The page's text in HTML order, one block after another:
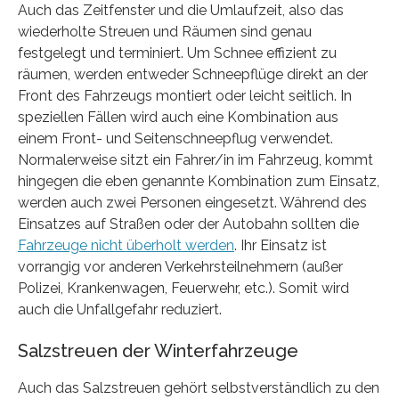
Auch das Zeitfenster und die Umlaufzeit, also das
wiederholte Streuen und Räumen sind genau
festgelegt und terminiert. Um Schnee effizient zu
räumen, werden entweder Schneepflüge direkt an der
Front des Fahrzeugs montiert oder leicht seitlich. In
speziellen Fällen wird auch eine Kombination aus
einem Front- und Seitenschneepflug verwendet.
Normalerweise sitzt ein Fahrer/in im Fahrzeug, kommt
hingegen die eben genannte Kombination zum Einsatz,
werden auch zwei Personen eingesetzt. Während des
Einsatzes auf Straßen oder der Autobahn sollten die
Fahrzeuge nicht überholt werden. Ihr Einsatz ist
vorrangig vor anderen Verkehrsteilnehmern (außer
Polizei, Krankenwagen, Feuerwehr, etc.). Somit wird
auch die Unfallgefahr reduziert.
Salzstreuen der Winterfahrzeuge
Auch das Salzstreuen gehört selbstverständlich zu den